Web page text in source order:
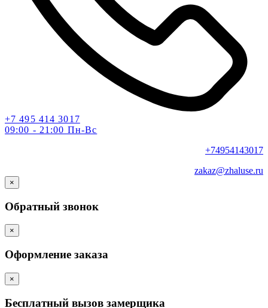
+7 495 414 3017
09:00 - 21:00 Пн-Вс
+74954143017
zakaz@zhaluse.ru
×
Обратный звонок
×
Оформление заказа
×
Бесплатный вызов замерщика